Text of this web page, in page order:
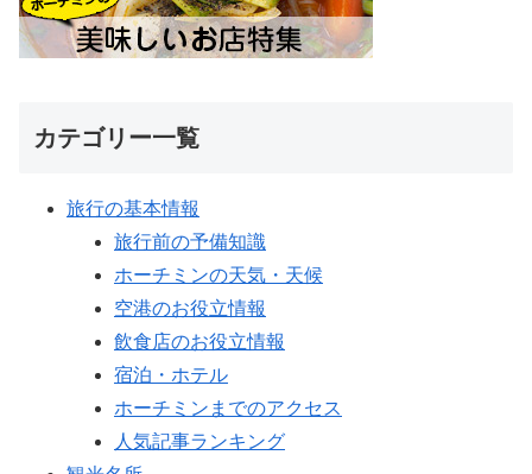
カテゴリー一覧
旅行の基本情報
旅行前の予備知識
ホーチミンの天気・天候
空港のお役立情報
飲食店のお役立情報
宿泊・ホテル
ホーチミンまでのアクセス
人気記事ランキング